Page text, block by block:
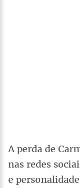
A perda de
nas redes
e